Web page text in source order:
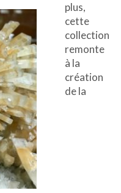
plus,
cette
collection
remonte
à la
création
de la